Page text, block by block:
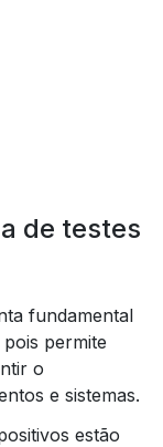
de testes
fundamental
permite
o
e sistemas.
estão